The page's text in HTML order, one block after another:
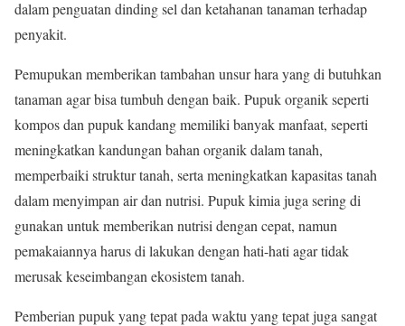
dalam penguatan dinding sel dan ketahanan tanaman terhadap
penyakit.
Pemupukan memberikan tambahan unsur hara yang di butuhkan
tanaman agar bisa tumbuh dengan baik. Pupuk organik seperti
kompos dan pupuk kandang memiliki banyak manfaat, seperti
meningkatkan kandungan bahan organik dalam tanah,
memperbaiki struktur tanah, serta meningkatkan kapasitas tanah
dalam menyimpan air dan nutrisi. Pupuk kimia juga sering di
gunakan untuk memberikan nutrisi dengan cepat, namun
pemakaiannya harus di lakukan dengan hati-hati agar tidak
merusak keseimbangan ekosistem tanah.
Pemberian pupuk yang tepat pada waktu yang tepat juga sangat